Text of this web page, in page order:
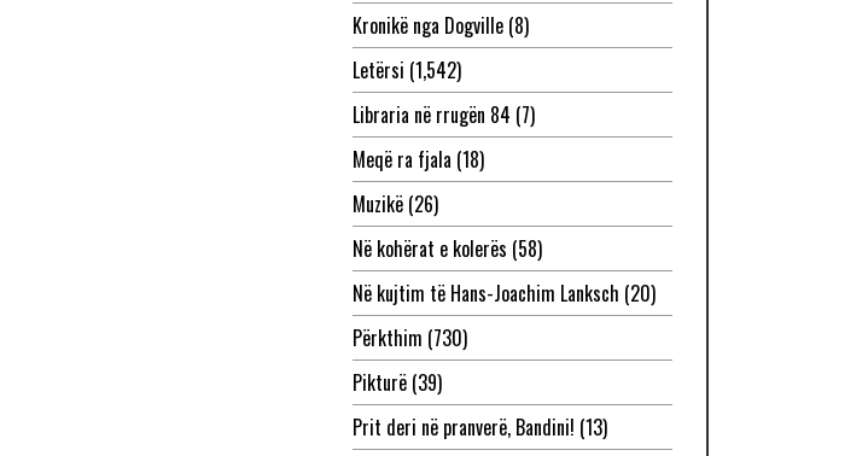
Kronikë nga Dogville(8)
Letërsi (1,542)
Libraria në rrugën 84 (7)
Meqë ra fjala (18)
Muzikë(26)
Në kohërat e kolerës (58)
Në kujtim të Hans-Joachim Lanksch (20)
Përkthim (730)
Pikturë(39)
Prit deri në pranverë, Bandini! (13)